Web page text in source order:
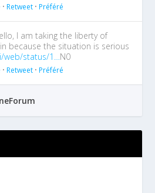
•Retweet •Préféré
I am taking the liberty of
because the situation is serious
web/status/1…N0
•Retweet •Préféré